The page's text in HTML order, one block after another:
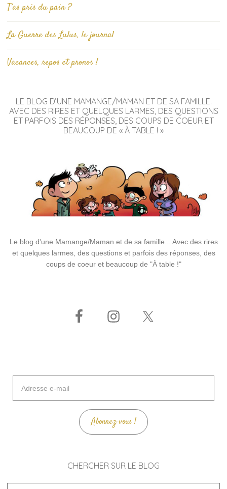
T’as pris du pain ?
La Guerre des Lulus, le journal
Vacances, repos et pronos !
LE BLOG D’UNE MAMANGE/MAMAN ET DE SA FAMILLE.
AVEC DES RIRES ET QUELQUES LARMES, DES QUESTIONS
ET PARFOIS DES RÉPONSES, DES COUPS DE COEUR ET
BEAUCOUP DE « À TABLE ! »
Le blog d'une Mamange/Maman et de sa famille... Avec des rires
et quelques larmes, des questions et parfois des réponses, des
coups de coeur et beaucoup de "À table !"
mail
Abonnez-vous !
CHERCHER SUR LE BLOG